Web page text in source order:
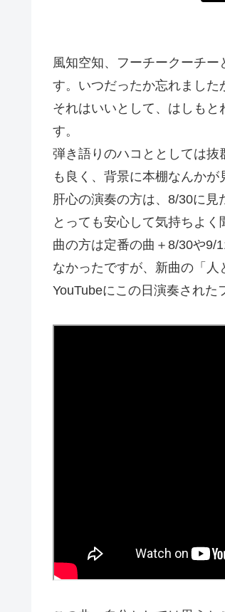
風知空知、フーチークーチ
す。いつだったか忘れまし
それはいいとして、はしも
す。
弾き語りのハコととしては抜
も良く、背景に本棚なんかが
肝心の演奏の方は、8/30に
とっても安心して気持ちよく
曲の方は定番の曲＋8/30や9/
なかったですが、新曲の「人
YouTubeにこの日演奏された